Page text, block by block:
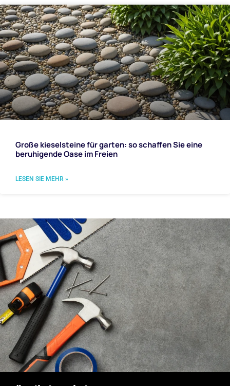
Große kieselsteine für garten: so schaffen Sie eine
beruhigende Oase im Freien
LESEN SIE MEHR »